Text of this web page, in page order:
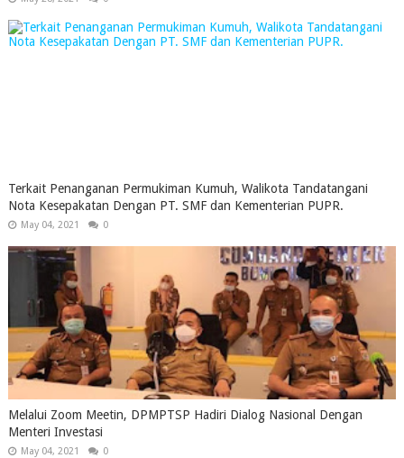
Terkait Penanganan Permukiman Kumuh, Walikota Tandatangani
Nota Kesepakatan Dengan PT. SMF dan Kementerian PUPR.
May 04, 2021 0
Melalui Zoom Meetin, DPMPTSP Hadiri Dialog Nasional Dengan
Menteri Investasi
May 04, 2021 0